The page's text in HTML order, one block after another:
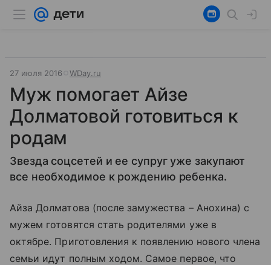
27 июля 2016 WDay.ru
Муж помогает Айзе
Долматовой готовиться к
родам
Звезда соцсетей и ее супруг уже закупают
все необходимое к рождению ребенка.
Айза Долматова (после замужества – Анохина) с
мужем готовятся стать родителями уже в
октябре. Приготовления к появлению нового члена
семьи идут полным ходом. Самое первое, что